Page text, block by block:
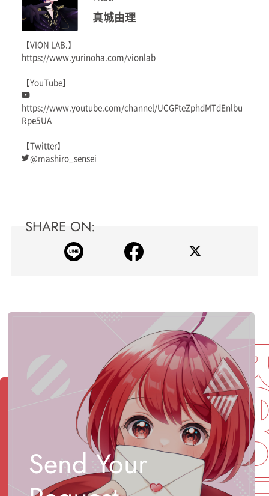
真城由理
【VION LAB.】
https://www.yurinoha.com/vionlab
【YouTube】
https://www.youtube.com/channel/UCGFteZphdMTdEnlbu
Rpe5UA
【Twitter】
@mashiro_sensei
SHARE ON:
Send Your